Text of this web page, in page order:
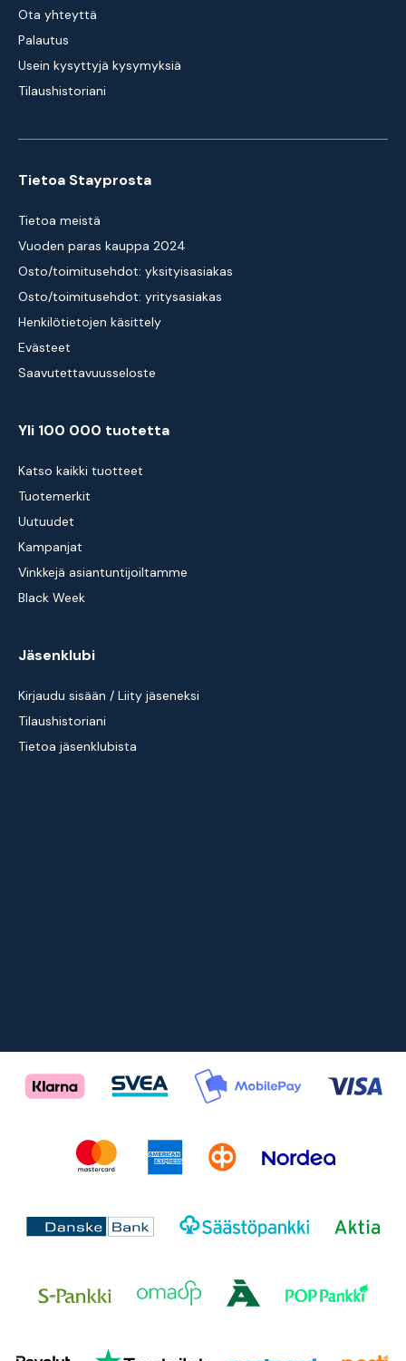
Ota yhteyttä
Palautus
Usein kysyttyjä kysymyksiä
Tilaushistoriani
Tietoa Stayprosta
Tietoa meistä
Vuoden paras kauppa 2024
Osto/toimitusehdot: yksityisasiakas
Osto/toimitusehdot: yritysasiakas
Henkilötietojen käsittely
Evästeet
Saavutettavuusseloste
Yli 100 000 tuotetta
Katso kaikki tuotteet
Tuotemerkit
Uutuudet
Kampanjat
Vinkkejä asiantuntijoiltamme
Black Week
Jäsenklubi
Kirjaudu sisään / Liity jäseneksi
Tilaushistoriani
Tietoa jäsenklubista